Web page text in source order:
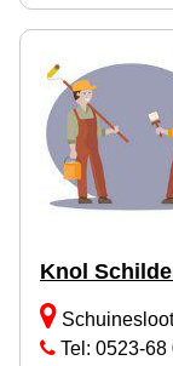
Knol
Tel: 0523-68